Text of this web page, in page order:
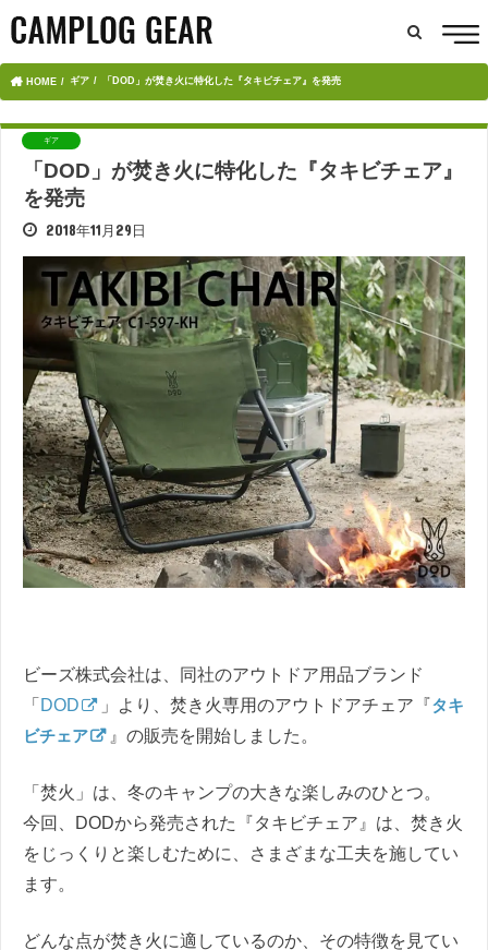
HOME ギア 「DOD」が焚き火に特化した『タキビチェア』を発売
ギア
「DOD」が焚き火に特化した『タキビチェア』
を発売
2018年11月29日
ビーズ株式会社は、同社のアウトドア用品ブランド
「 DOD 」より、焚き火専用のアウトドアチェア『タキ
ビチェア
』の販売を開始しました。
「焚火」は、冬のキャンプの大きな楽しみのひとつ。
今回、DODから発売された『タキビチェア』は、焚き火
をじっくりと楽しむために、さまざまな工夫を施してい
ます。
どんな点が焚き火に適しているのか、その特徴を見てい